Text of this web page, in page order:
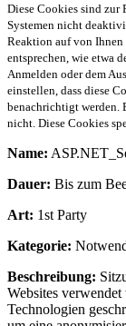
Diese Cookies sind zur
Systemen nicht
Reaktion auf von
entsprechen, wie etwa
Anmelden oder dem
einstellen, dass diese
benachrichtigt werden.
nicht. Diese Cookies
Name:
Dauer: Bis zum
Art: 1st Party
Kategorie:
Beschreibung:
Websites
Technologien